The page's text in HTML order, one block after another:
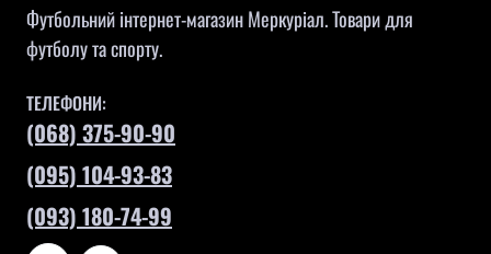
Футбольний інтернет-магазин Меркуріал. Товари для
футболу та спорту.
ТЕЛЕФОНИ:
(068) 375-90-90
(095) 104-93-83
(093) 180-74-99